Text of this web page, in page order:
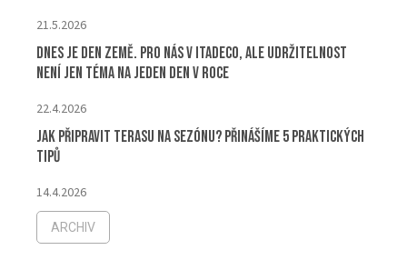
21.5.2026
Dnes je Den Země. Pro nás v ITADECO, ale udržitelnost
není jen téma na jeden den v roce
22.4.2026
Jak připravit terasu na sezónu? Přinášíme 5 praktických
tipů
14.4.2026
ARCHIV